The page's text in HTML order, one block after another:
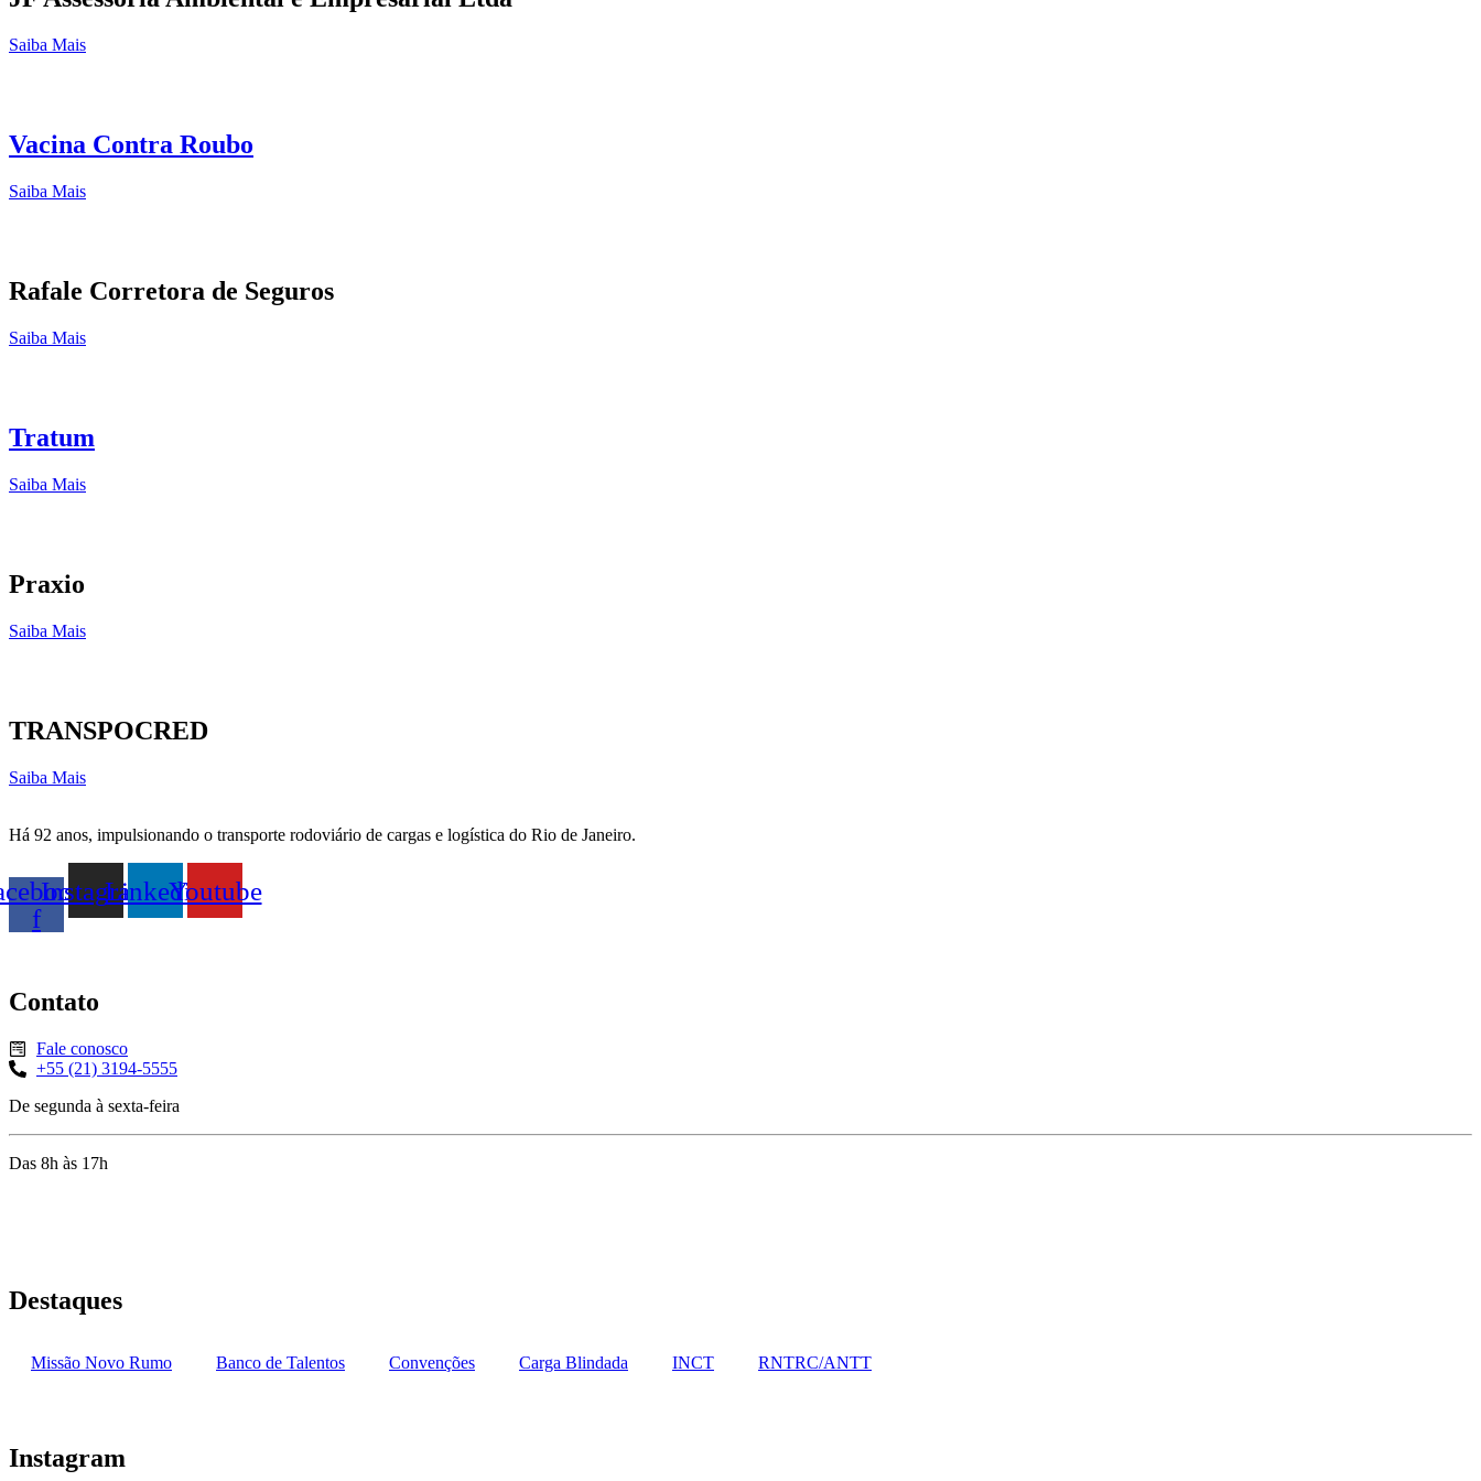
Saiba Mais
Vacina Contra Roubo
Saiba Mais
Rafale Corretora de Seguros
Saiba Mais
Tratum
Saiba Mais
Praxio
Saiba Mais
TRANSPOCRED
Saiba Mais
Há 92 anos, impulsionando o transporte rodoviário de cargas e logística do Rio de Janeiro.
f
InstagramLinkedinYoutube
Contato
Fale conosco
+55 (21) 3194-5555
De segunda à sexta-feira
Das 8h às 17h
Destaques
Missão Novo Rumo Banco de Talentos Convenções Carga Blindada INCT RNTRC/ANTT
Instagram